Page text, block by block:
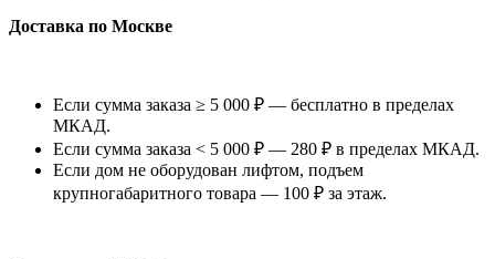
Доставка по Москве
Если сумма заказа ≥ 5 000 ₽ — бесплатно в пределах
МКАД.
Если сумма заказа < 5 000 ₽ — 280 ₽ в пределах МКАД.
Если дом не оборудован лифтом, подъем
крупногабаритного товара — 100 ₽ за этаж.